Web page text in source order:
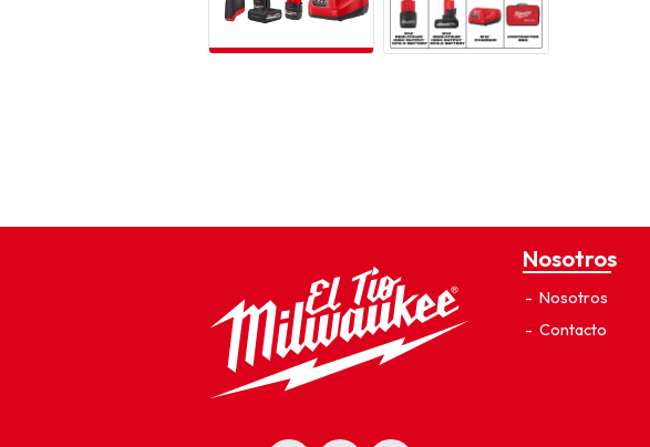
Nosotros
Nosotros
Contacto